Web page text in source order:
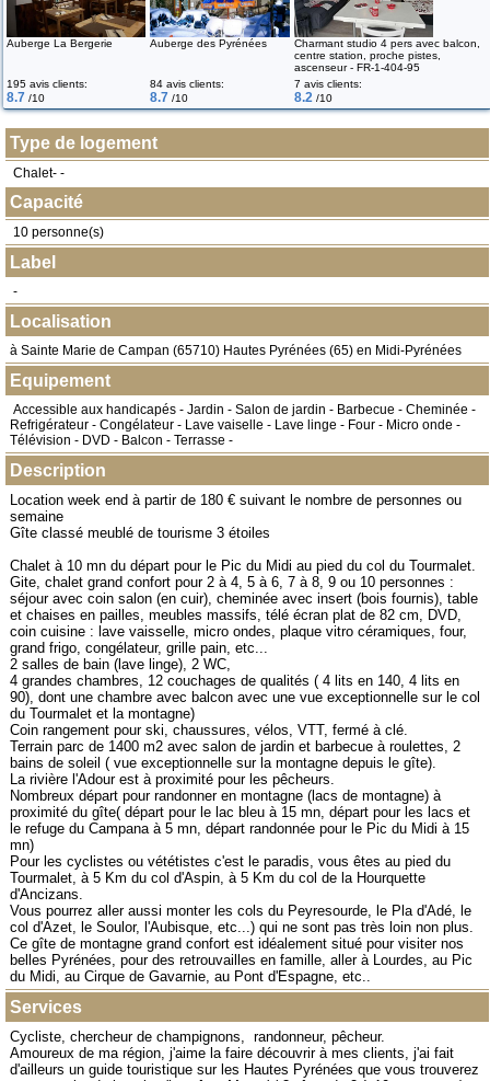
Auberge La Bergerie Auberge des Pyrénées
Charmant studio 4 pers avec balcon,
centre station, proche pistes,
ascenseur - FR-1-404-95
195 avis clients:
8.7 /10
84 avis clients:
8.7 /10
7 avis clients:
8.2 /10
Type de logement
Chalet- -
Capacité
10 personne(s)
Label
-
Localisation
à Sainte Marie de Campan (65710) Hautes Pyrénées (65) en Midi-Pyrénées
Equipement
Accessible aux handicapés - Jardin - Salon de jardin - Barbecue - Cheminée -
Refrigérateur - Congélateur - Lave vaiselle - Lave linge - Four - Micro onde -
Télévision - DVD - Balcon - Terrasse -
Description
Location week end à partir de 180 € suivant le nombre de personnes ou
semaine
Gîte classé meublé de tourisme 3 étoiles
Chalet à 10 mn du départ pour le Pic du Midi au pied du col du Tourmalet.
Gite, chalet grand confort pour 2 à 4, 5 à 6, 7 à 8, 9 ou 10 personnes :
séjour avec coin salon (en cuir), cheminée avec insert (bois fournis), table
et chaises en pailles, meubles massifs, télé écran plat de 82 cm, DVD,
coin cuisine : lave vaisselle, micro ondes, plaque vitro céramiques, four,
grand frigo, congélateur, grille pain, etc...
2 salles de bain (lave linge), 2 WC,
4 grandes chambres, 12 couchages de qualités ( 4 lits en 140, 4 lits en
90), dont une chambre avec balcon avec une vue exceptionnelle sur le col
du Tourmalet et la montagne)
Coin rangement pour ski, chaussures, vélos, VTT, fermé à clé.
Terrain parc de 1400 m2 avec salon de jardin et barbecue à roulettes, 2
bains de soleil ( vue exceptionnelle sur la montagne depuis le gîte).
La rivière l'Adour est à proximité pour les pêcheurs.
Nombreux départ pour randonner en montagne (lacs de montagne) à
proximité du gîte( départ pour le lac bleu à 15 mn, départ pour les lacs et
le refuge du Campana à 5 mn, départ randonnée pour le Pic du Midi à 15
mn)
Pour les cyclistes ou vététistes c'est le paradis, vous êtes au pied du
Tourmalet, à 5 Km du col d'Aspin, à 5 Km du col de la Hourquette
d'Ancizans.
Vous pourrez aller aussi monter les cols du Peyresourde, le Pla d'Adé, le
col d'Azet, le Soulor, l'Aubisque, etc...) qui ne sont pas très loin non plus.
Ce gîte de montagne grand confort est idéalement situé pour visiter nos
belles Pyrénées, pour des retrouvailles en famille, aller à Lourdes, au Pic
du Midi, au Cirque de Gavarnie, au Pont d'Espagne, etc..
Services
Cycliste, chercheur de champignons, randonneur, pêcheur.
Amoureux de ma région, j'aime la faire découvrir à mes clients, j'ai fait
d'ailleurs un guide touristique sur les Hautes Pyrénées que vous trouverez